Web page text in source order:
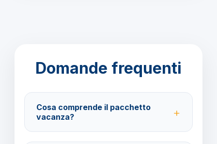
Domande frequenti
Cosa comprende il pacchetto
vacanza?